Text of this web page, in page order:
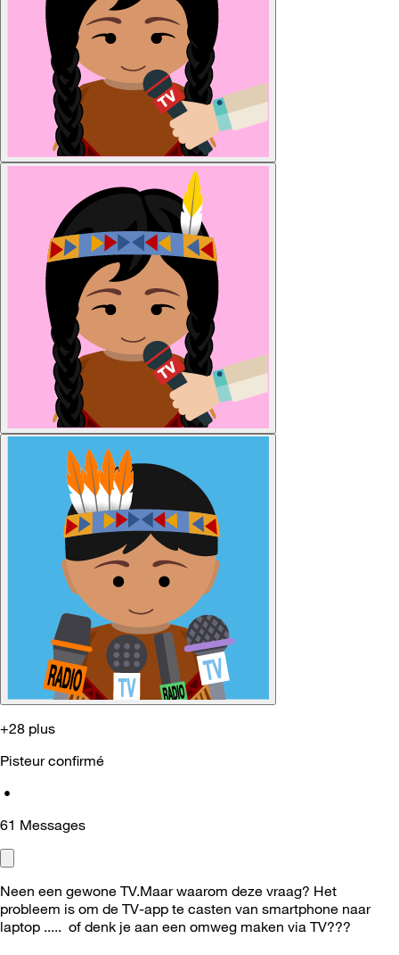
+28 plus
Pisteur confirmé
•
61 Messages
Neen een gewone TV.Maar waarom deze vraag? Het
probleem is om de TV-app te casten van smartphone naar
laptop ..... of denk je aan een omweg maken via TV???